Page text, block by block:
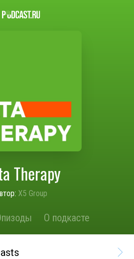
Therapy
X5 Group
О подкасте